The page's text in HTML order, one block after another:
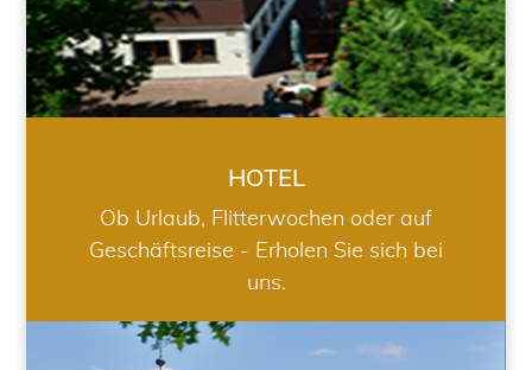
HOTEL
Ob Urlaub, Flitterwochen oder auf
Geschäftsreise - Erholen Sie sich bei
uns.